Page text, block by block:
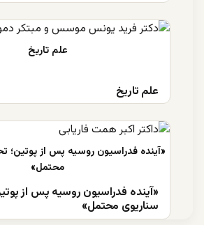
علم تاریخ
«آینده فدراسیون روسیه پس از
سناریوی محتمل»